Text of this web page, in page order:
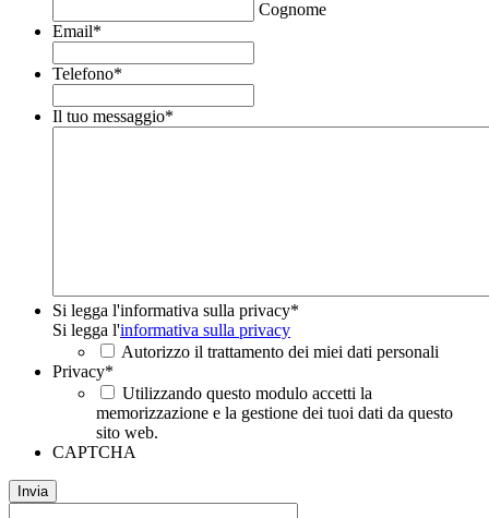
Cognome
Email*
Telefono*
Il tuo messaggio*
Si legga l'informativa sulla privacy*
Si legga l'informativa sulla privacy
Autorizzo il trattamento dei miei dati personali
Privacy*
Utilizzando questo modulo accetti la
memorizzazione e la gestione dei tuoi dati da questo
sito web.
CAPTCHA